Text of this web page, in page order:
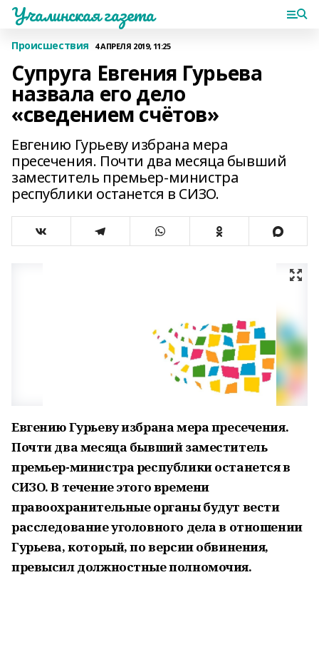
Учалинская газета
Происшествия 4 АПРЕЛЯ 2019, 11:25
Супруга Евгения Гурьева
назвала его дело
«сведением счётов»
Евгению Гурьеву избрана мера
пресечения. Почти два месяца бывший
заместитель премьер-министра
республики останется в СИЗО.
Евгению Гурьеву избрана мера пресечения.
Почти два месяца бывший заместитель
премьер-министра республики останется в
СИЗО. В течение этого времени
правоохранительные органы будут вести
расследование уголовного дела в отношении
Гурьева, который, по версии обвинения,
превысил должностные полномочия.